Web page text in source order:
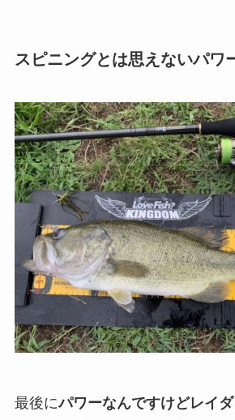
スピニングとは思えないパワ
最後にパワーなんですけどレイ